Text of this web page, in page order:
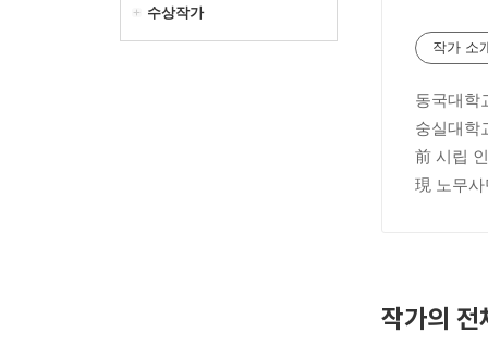
수상작가
작가 소
동국대학
숭실대학
前 시립
現 노무
작가의 전